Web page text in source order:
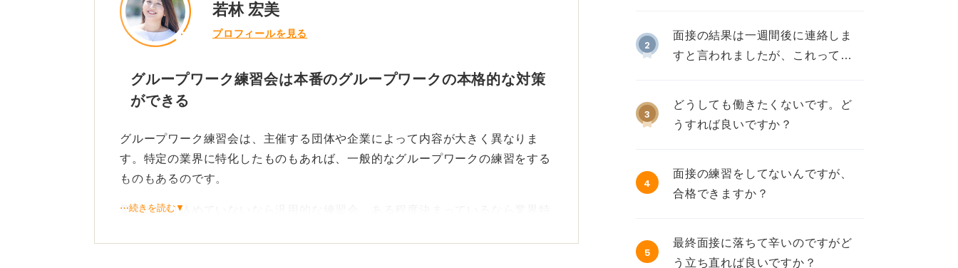
若林 宏美
プロフィールを見る
グループワーク練習会は本番のグループワークの本格的な対策
ができる
グループワーク練習会は、主催する団体や企業によって内容が大きく異なりま
す。特定の業界に特化したものもあれば、一般的なグループワークの練習をする
ものもあるのです。
業界が絞り込めていないなら汎用的な練習会、ある程度決まっているなら業界特
⋯続きを読む▼
2
面接の結果は一週間後に連絡しま
すと言われましたが、これって不
3
どうしても働きたくないです。ど
うすれば良いですか？
4
面接の練習をしてないんですが、
合格できますか？
5
最終面接に落ちて辛いのですがど
う立ち直れば良いですか？